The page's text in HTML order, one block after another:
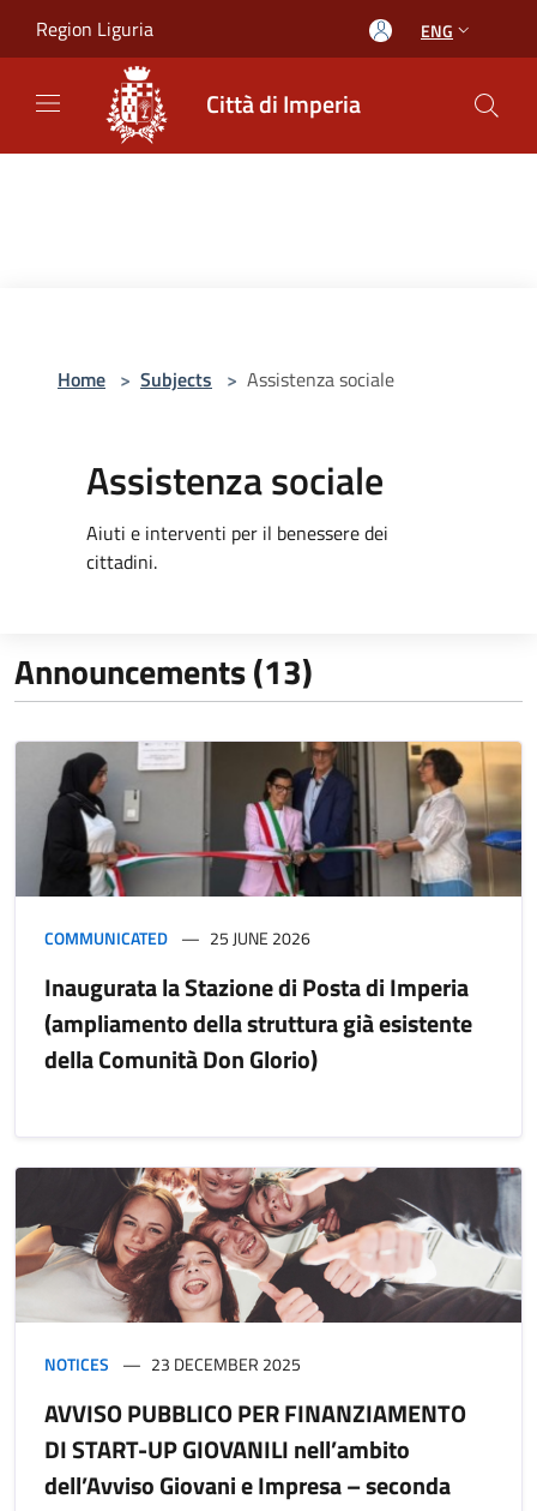
Region Liguria ENG
Città di Imperia
Home > Subjects > Assistenza sociale
Assistenza sociale
Aiuti e interventi per il benessere dei
cittadini.
Announcements (13)
COMMUNICATED 25 JUNE 2026
Inaugurata la Stazione di Posta di Imperia
(ampliamento della struttura già esistente
della Comunità Don Glorio)
NOTICES 23 DECEMBER 2025
AVVISO PUBBLICO PER FINANZIAMENTO
DI START-UP GIOVANILI nell’ambito
dell’Avviso Giovani e Impresa – seconda